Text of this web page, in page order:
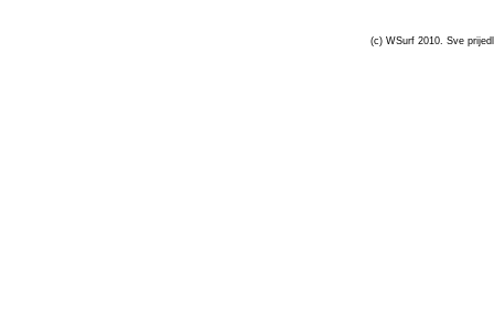
(c) WSurf 2010. Sve